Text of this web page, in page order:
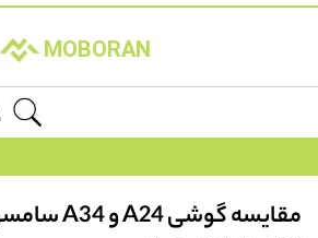
خروج از حساب کاربری
MOBORAN
مقایسه گوشی A24 و A34 سامسونگ